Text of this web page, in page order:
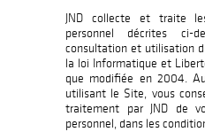
JND collecte et traite
personnel décrites ci-
consultation et utilisation
la loi Informatique et
que modifiée en 2004.
utilisant le Site, vous
traitement par JND de
personnel, dans les